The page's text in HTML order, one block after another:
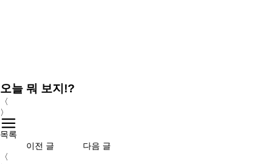
오늘 뭐 보지!?
〈
〉
목록
이전 글
다음 글
〈